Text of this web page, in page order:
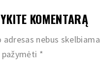
KOMENTARĄ
adresas nebus
*